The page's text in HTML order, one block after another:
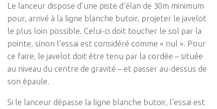
Le lanceur dispose d’une piste d’élan de 30m minimum
pour, arrivé à la ligne blanche butoir, projeter le javelot
le plus loin possible. Celui-ci doit toucher le sol par la
pointe, sinon l’essai est considéré comme « nul ». Pour
ce faire, le javelot doit être tenu par la cordée – située
au niveau du centre de gravité – et passer au-dessus de
son épaule.
Si le lanceur dépasse la ligne blanche butoir, l’essai est